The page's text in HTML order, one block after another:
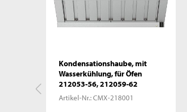
Kondensationshaube, mit
Wasserkühlung, für Öfen
212053-56, 212059-62
Artikel-Nr.:CMX-218001